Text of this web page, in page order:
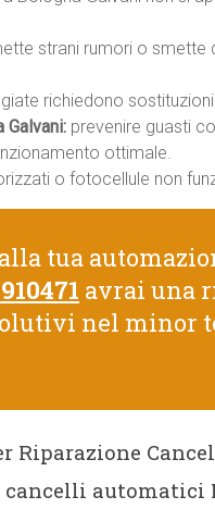
strani rumori o smette
richiedono
Galvani: prevenire guasti
ottimale.
o fotocellule non
tua
avrai una
nel minor
Riparazione
automatici